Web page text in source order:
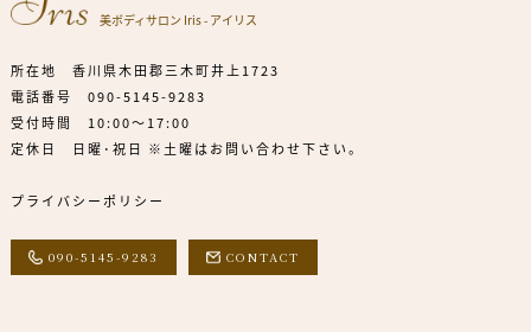
美ボディサロン Iris - アイリス
所在地 香川県木田郡三木町井上1723
電話番号 090-5145-9283
受付時間 10:00～17:00
定休日 日曜･祝日 ※土曜はお問い合わせ下さい。
プライバシーポリシー
090-5145-9283 CONTACT